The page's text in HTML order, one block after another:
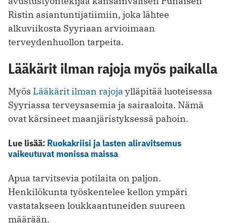
Ristin asiantuntijatiimiin, joka lähtee
alkuviikosta Syyriaan arvioimaan
terveydenhuollon tarpeita.
Lääkärit ilman rajoja myös paikalla
Myös Lääkärit ilman rajoja ylläpitää luoteisessa
Syyriassa terveysasemia ja sairaaloita. Nämä
ovat kärsineet maanjäristyksessä pahoin.
Lue lisää: Ruokakriisi ja lasten aliravitsemus
vaikeutuvat monissa maissa
Apua tarvitsevia potilaita on paljon.
Henkilökunta työskentelee kellon ympäri
vastatakseen loukkaantuneiden suureen
määrään.